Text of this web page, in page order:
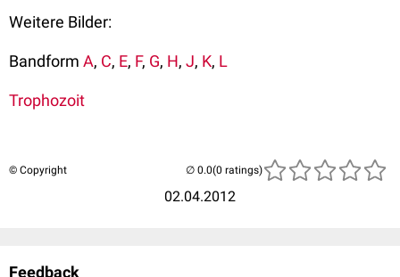
Weitere Bilder:
Bandform A, C, E, F, G, H, J, K, L
Trophozoit
© Copyright
02.04.2012
(0 ratings)
Feedback